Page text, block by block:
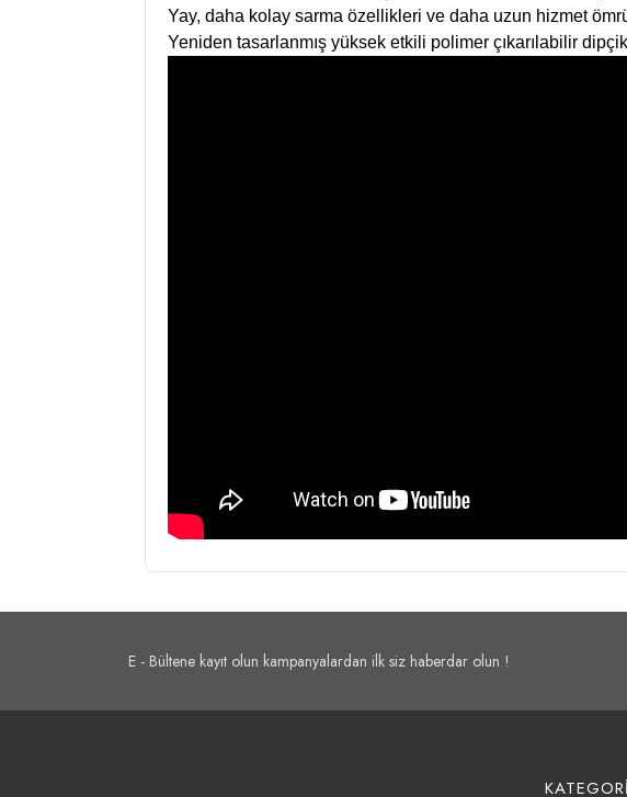
Yay, daha kolay sarma özellikleri ve daha uzun hizmet
Yeniden tasarlanmış yüksek etkili polimer çıkarılabilir
E - Bültene kayıt olun kampanyalardan ilk siz haberdar olun !